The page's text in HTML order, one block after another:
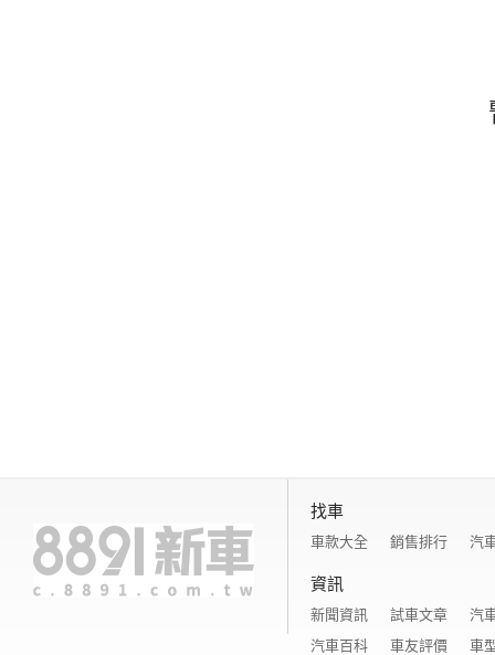
找車
車款大全 銷售排行 汽
資訊
新聞資訊 試車文章
汽
汽車百科
車友評價 車